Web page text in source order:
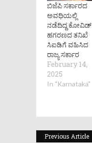
ಬಿಜೆಪಿ ಸರ್ಕಾರದ
ಅವಧಿಯಲ್ಲಿ
ನಡೆದಿದ್ದ ಕೋವಿಡ್
ಹಗರಣದ ತನಿಖೆ
ಸಿಐಡಿಗೆ ವಹಿಸಿದ
ರಾಜ್ಯ ಸರ್ಕಾರ
February 14,
2025
In "Karnataka"
Previous Article